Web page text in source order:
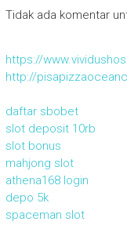
Tidak ada komentar
https://
http://
daftar sbobet
slot deposit 10rb
slot bonus
mahjong slot
athena168 login
depo 5k
spaceman slot